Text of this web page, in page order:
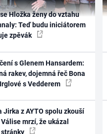
Hložka ženy do vztahu
Teď budu iniciátorem
zpěvák
s Glenem Hansardem:
rakev, dojemná řeč Bona
s Vedderem
Jirka z AYTO spolu zkouší
mrzí, že ukázal